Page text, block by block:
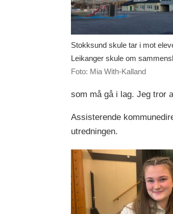
Stokksund skule tar i mot
Leikanger skule om
Foto: Mia With-Kalland
som må gå i lag. Jeg tror
Assisterende
utredningen.